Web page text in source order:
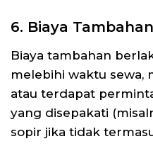
6. Biaya Tambahan
Biaya tambahan
melebihi waktu sewa,
atau terdapat
yang disepakati
sopir jika tidak